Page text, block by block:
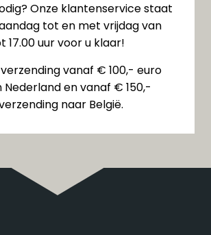
Onze klantenservice staat
tot en met vrijdag van
17.00 uur voor u klaar!
vanaf € 100,- euro
Nederland en vanaf € 150,-
naar België.